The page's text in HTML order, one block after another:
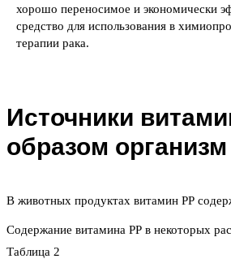
хорошо переносимое и экономически
средство для использования в
терапии рака.
Источники
образом
В животных продуктах витамин РР
Содержание витамина РР в некоторых
Таблица 2